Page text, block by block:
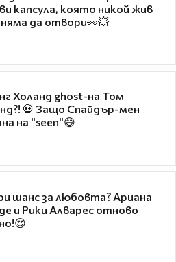
капсула, която никой жив
няма да отвори👀💥
Холанд ghost-на Том
💀 Защо Спайдър-мен
на "seen"😅
шанс за любовта? Ариана
и Рики Алварес отново